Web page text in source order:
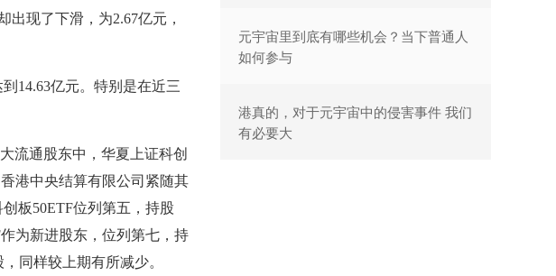
出现了下滑，为2.67亿元，
14.63亿元。特别是在近三
流通股东中，华夏上证科创
港中央结算有限公司紧随其
板50ETF位列第五，持股
为新进股东，位列第七，持
同样较上期有所减少。
元宇宙里到底有哪些机会？当下普通人
如何参与
港真的，对于元宇宙中的侵害事件 我们
有必要大